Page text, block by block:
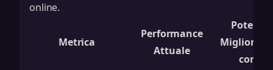
online.
Metrica
Performance
Attuale
con